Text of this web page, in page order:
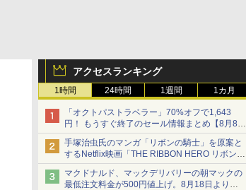
アクセスランキング
1時間 24時間 1週間 1カ月
「オクトパストラベラー」70%オフで1,643
円！ もうすぐ終了のセール情報まとめ【8月8日
更新】
ニンテンドーeショップでは「大神 絶景版」が
67%オフで990円
手塚治虫氏のマンガ「リボンの騎士」を原案と
するNetflix映画「THE RIBBON HERO リボンヒ
ーロー」本日配信開始
マクドナルド、マックデリバリーの朝マックの
最低注文料金が500円値上げ。8月18日より